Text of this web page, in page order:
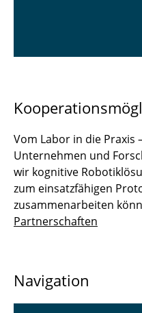
Vom Labor in die Praxis
Unternehmen und
wir kognitive
zum einsatzfähigen
zusammenarbeiten
Partnerschaften
Navigation